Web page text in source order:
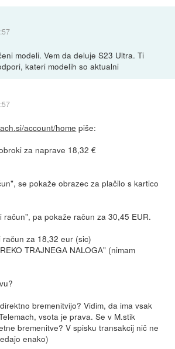
modeli. Vem da deluje S23 Ultra. Ti
kateri modelih so aktualni
account/home piše:
za naprave 18,32 €
se pokaže obrazec za plačilo s kartico
račun", pa pokaže račun za 30,45 EUR.
za 18,32 eur (sic)
TRAJNEGA NALOGA" (nimam
bremenitvijo? Vidim, da ima vsak
vsota je prava. Se v M.stik
bremenitve? V spisku transakcij nič ne
enako)